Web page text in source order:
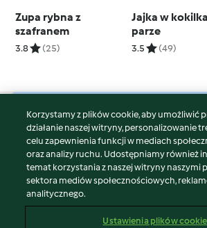
Zupa rybna z
szafranem
3.8 (25)
Jajka w
parze
3.5 (49)
© Copyright 2026
Warunki korzystania
Polityka prywatności
Disclaimer
Znak wydawcy
Korzystamy z plików cookie, aby umożliwić
działanie naszej witryny, personalizowanie
celu zapewnienia funkcji w mediach
oraz analizy ruchu. Udostępniamy również
temat korzystania z naszej witryny naszymi
sektora mediów społecznościowych,
analitycznego.
Ustawienia plików cookie